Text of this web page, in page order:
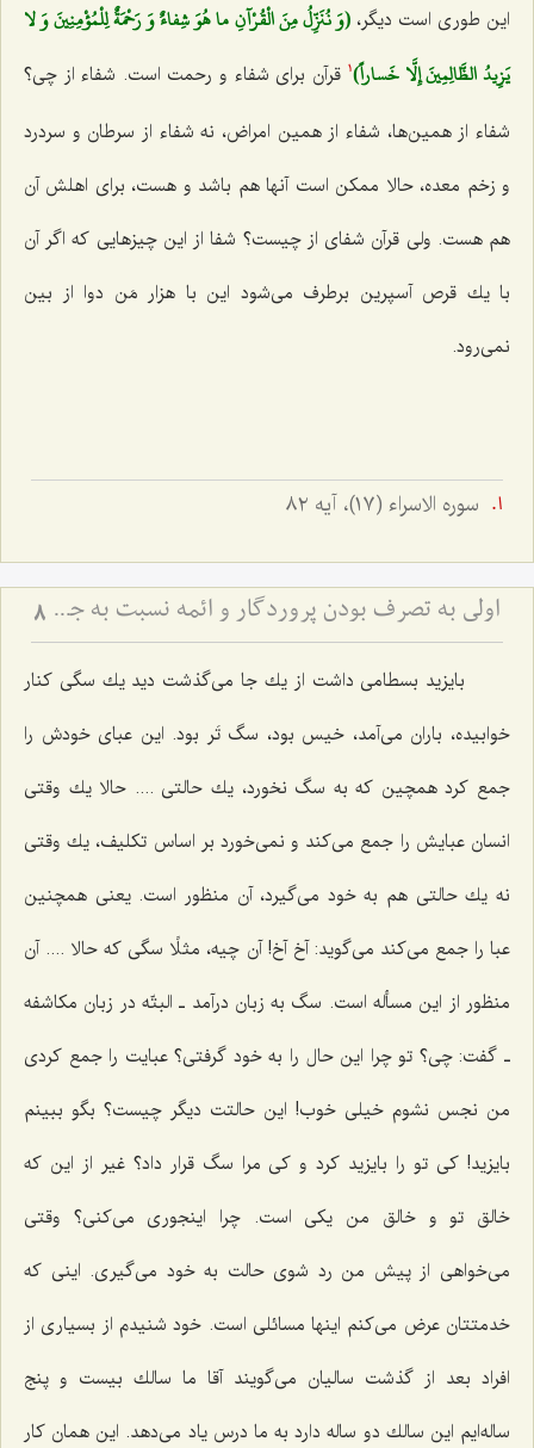
این طوری است دیگر، (وَ نُنَزِّلُ مِنَ الْقُرْآنِ ما هُوَ شِفاءٌ وَ رَحْمَةٌ لِلْمُؤْمِنِينَ وَ لا
يَزِيدُ الظَّالِمِينَ إِلَّا خَساراً)1 قرآن برای شفاء و رحمت است. شفاء از چی؟
شفاء از همین‌ها، شفاء از همین امراض، نه شفاء از سرطان و سردرد
و زخم معده، حالا ممكن است آنها هم باشد و هست، برای اهلش آن
هم هست. ولی قرآن شفای از چیست؟ شفا از این چیزهایی كه اگر آن
با یك قرص آسپرین برطرف می‌شود این با هزار مَن دوا از بین
نمی‌رود.
سوره الاسراء (١٧)، آيه ٨٢
اولى به تصرف بودن پروردگار و ائمه نسبت به جمیع شئون انسان 8
بایزید بسطامی داشت از یك جا می‌گذشت دید یك سگی كنار
خوابیده، باران می‌آمد، خیس بود، سگ تَر بود. این عبای خودش را
جمع كرد همچین كه به سگ نخورد، یك حالتی .... حالا یك وقتی
انسان عبایش را جمع می‌كند و نمی‌خورد بر اساس تكلیف، یك وقتی
نه یك حالتی هم به خود می‌گیرد، آن منظور است. یعنی همچنین
عبا را جمع می‌كند می‌گوید: آخ آخ! آن چیه، مثلًا سگی كه حالا .... آن
منظور از این مسأله است. سگ به زبان درآمد ـ البتّه در زبان مكاشفه
ـ گفت: چی؟ تو چرا این حال را به خود گرفتی؟ عبایت را جمع كردی
من نجس نشوم خیلی خوب! این حالتت دیگر چیست؟ بگو ببینم
بایزید! كی تو را بایزید كرد و كی مرا سگ قرار داد؟ غیر از این كه
خالق تو و خالق من یكی است. چرا اینجوری می‌كنی؟ وقتی
می‌خواهی از پیش من رد شوی حالت به خود می‌گیری. اینی كه
خدمتتان عرض می‌كنم اینها مسائلی است. خود شنیدم از بسیاری از
افراد بعد از گذشت سالیان می‌گویند آقا ما سالك بیست و پنج
ساله‌ایم این سالك دو ساله دارد به ما درس یاد می‌دهد. این همان كار